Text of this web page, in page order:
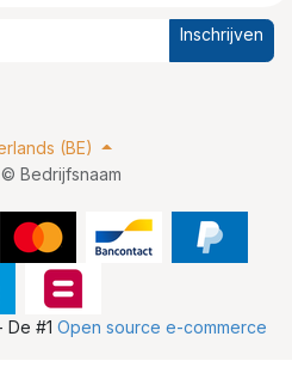
Inschrijven
Bedrijfsnaam
(BE)
De #1Open source e-commerce